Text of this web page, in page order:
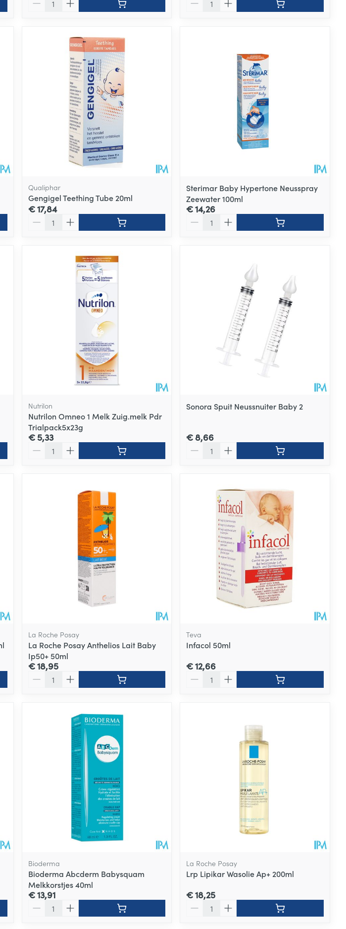
Qualiphar
Gengigel Teething Tube 20ml
€ 17,84
Sterimar Baby Hypertone Neusspray
Zeewater 100ml
€ 14,26
Nutrilon
Nutrilon Omneo 1 Melk Zuig.melk Pdr
Trialpack5x23g
€ 5,33
Sonora Spuit Neussnuiter Baby 2
€ 8,66
La Roche Posay
La Roche Posay Anthelios Lait Baby
Ip50+ 50ml
€ 18,95
Teva
Infacol 50ml
€ 12,66
Bioderma
Bioderma Abcderm Babysquam
Melkkorstjes 40ml
€ 13,91
La Roche Posay
Lrp Lipikar Wasolie Ap+ 200ml
€ 18,25